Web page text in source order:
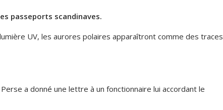
passeports scandinaves.
UV, les aurores polaires apparaîtront comme des traces
a donné une lettre à un fonctionnaire lui accordant le